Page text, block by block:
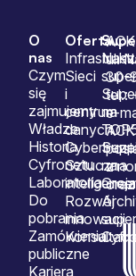
Sitemap
O
nas
Czym
się
zajmujemy
Władze
Historia
Cyfronetu
Laboratoria
Do
pobrania
Zamówienia
publiczne
Kariera
Oferta
Sieci
i
centrum
danych
Sztuczna
inteligencja
Rozwój
innowacji
na
na
ul.
30-
tel.:
e-
z